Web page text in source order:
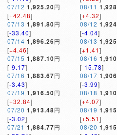
07/12 1,925.20円
[+42.48]
07/13 1,891.80円
[-33.40]
07/14 1,896.26円
[+4.46]
07/15 1,887.10円
[-9.17]
07/16 1,883.67円
[-3.43]
07/19 1,916.50円
[+32.84]
07/20 1,913.48円
[-3.02]
07/21 1,884.77円
08/11
[+4.32]
08/12
[-4.04]
08/13
[+1.41]
08/16
[-15.78]
08/17
[-3.99]
08/18
[+4.07]
08/19
[+5.51]
08/20